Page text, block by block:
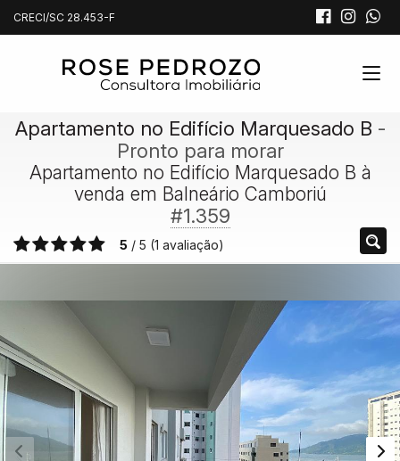
CRECI/SC 28.453-F
Apartamento no Edifício Marquesado B -
Pronto para morar
Apartamento no Edifício Marquesado B à
venda em Balneário Camboriú
#1.359
5 / 5 (1 avaliação)